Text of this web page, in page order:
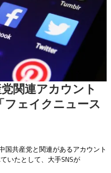
関連アカウント
ェイクニュース
国共産党と関連があるアカウント
いたとして、大手SNSが